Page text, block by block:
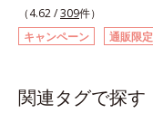
(*11)」を配合することで、
っくら感や透明感を叶えま
ケアしながら多角的なエイ
上向き(*12)のハリと透明感
果的なシナジー設計で、あ
目した初期エイジングケア
ーズオルビスユーは肌本来
いやバリア機能にアプロー
を予防しながらうるおいに
（4.62 /309件）
キャンペーン
通販限定
関連タグで探す